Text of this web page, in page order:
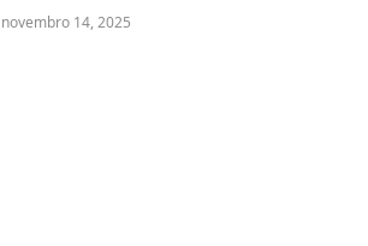
novembro 14, 2025